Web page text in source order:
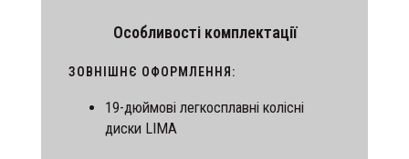
Особливості комплектації
ЗОВНІШНЄ ОФОРМЛЕННЯ:
19-дюймові легкосплавні колісні
диски LIMA